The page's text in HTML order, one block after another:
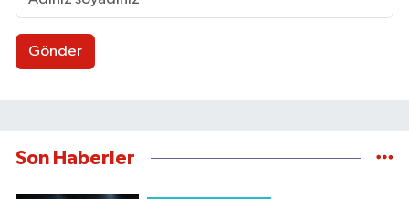
Gönder
Son Haberler